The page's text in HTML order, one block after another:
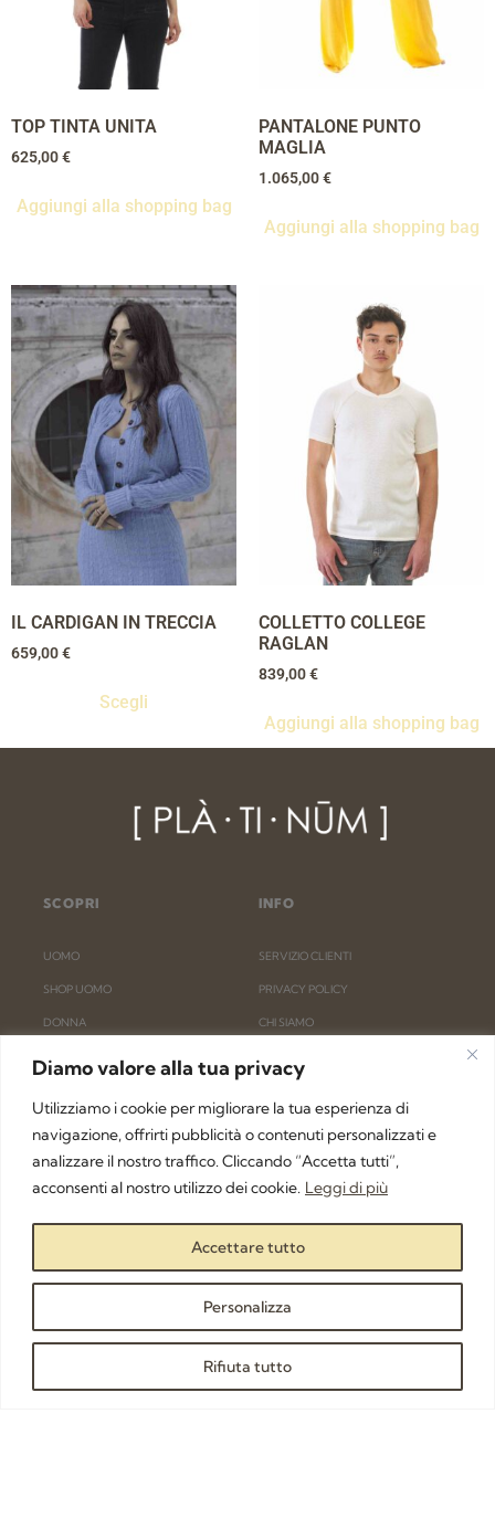
Diamo valore alla tua privacy
Utilizziamo i cookie per migliorare la tua esperienza di
navigazione, offrirti pubblicità o contenuti personalizzati e
analizzare il nostro traffico. Cliccando “Accetta tutti”,
acconsenti al nostro utilizzo dei cookie. Leggi di più
Personalizza
Rifiuta tutto
Accettare tutto
TOP TINTA UNITA
625,00€
Aggiungi alla shopping bag
PANTALONE PUNTO
MAGLIA
1.065,00€
Aggiungi alla shopping bag
IL CARDIGAN IN TRECCIA
659,00€
Scegli
COLLETTO COLLEGE
RAGLAN
839,00€
Aggiungi alla shopping bag
SCOPRI
UOMO
SHOP UOMO
DONNA
INFO
SERVIZIO CLIENTI
PRIVACY POLICY
CHI SIAMO
DIVENTA UN BUYER
ISCRIVITI ALLA NEWSLETTER
ISCRIVITI